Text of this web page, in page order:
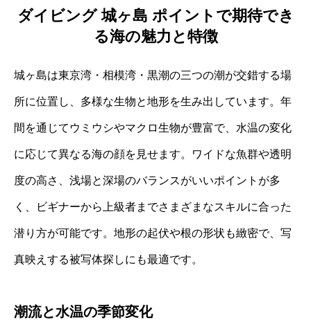
ダイビング 城ヶ島 ポイントで期待でき
る海の魅力と特徴
城ヶ島は東京湾・相模湾・黒潮の三つの潮が交錯する場
所に位置し、多様な生物と地形を生み出しています。年
間を通じてウミウシやマクロ生物が豊富で、水温の変化
に応じて異なる海の顔を見せます。ワイドな魚群や透明
度の高さ、浅場と深場のバランスがいいポイントが多
く、ビギナーから上級者までさまざまなスキルに合った
潜り方が可能です。地形の起伏や根の形状も緻密で、写
真映えする被写体探しにも最適です。
潮流と水温の季節変化